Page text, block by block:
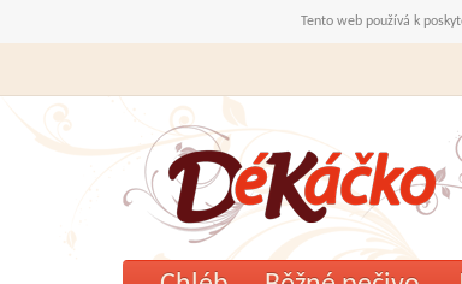
Tento web používá k